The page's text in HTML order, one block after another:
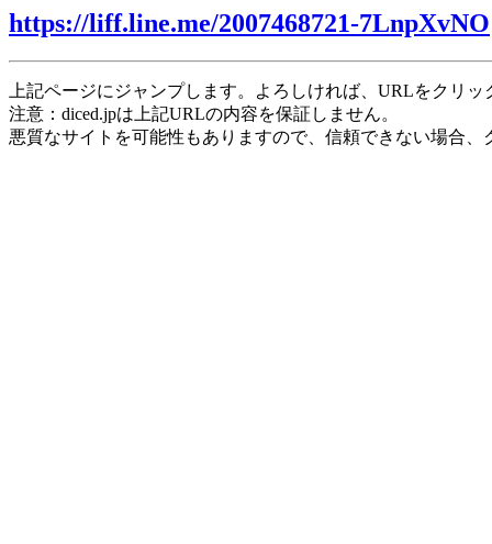
https://liff.line.me/2007468721-7LnpXvNO
上記ページにジャンプします。よろしければ、URLをクリ
注意：diced.jpは上記URLの内容を保証しません。
悪質なサイトを可能性もありますので、信頼できない場合、